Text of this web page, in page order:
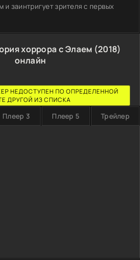
заинтригует зрителя с первых
хоррора с Элаем (2018)
онлайн
НЕДОСТУПЕН ПО ОПРЕДЕЛЕННОЙ
ДРУГОЙ ИЗ СПИСКА
Плеер 3 Плеер 5 Трейлер